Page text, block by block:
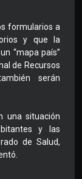
formularios a
y que la
“mapa país”
de Recursos
serán
una situación
y las
de Salud,